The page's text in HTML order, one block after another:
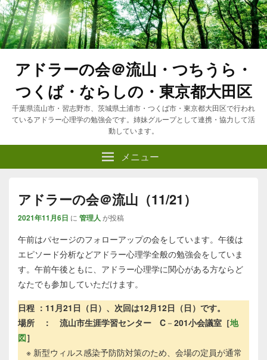
アドラーの会＠流山・つちうら・
つくば・ならしの・東京都大田区
千葉県流山市・習志野市、茨城県土浦市・つくば市・東京都大田区で行われ
ているアドラー心理学の勉強会です。姉妹グループとして連携・協力して活
動しています。
メニュー
アドラーの会＠流山（11/21）
2021年11月6日 に 管理人 が投稿
午前はパセージのフォローアップの会をしています。午後は
エピソード分析などアドラー心理学全般の勉強会をしていま
す。午前午後ともに、アドラー心理学に関心がある方ならど
なたでも参加していただけます。
日程 ：11月21日（日）、次回は12月12日（日）です。
場所 ： 流山市生涯学習センター
C － 201小会議室［地
図］
※ 新型ウィルス感染予防防対策のため、会場の定員が通常